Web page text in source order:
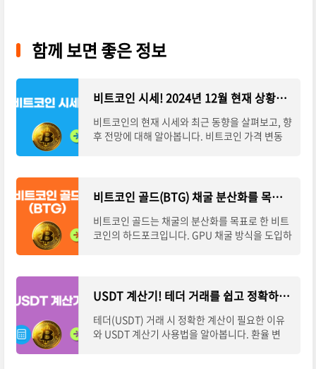
함께 보면 좋은 정보
비트코인 시세! 2024년 12월 현재 상황과 전망
비트코인의 현재 시세와 최근 동향을 살펴보고, 향
후 전망에 대해 알아봅니다. 비트코인 가격 변동
비트코인 골드(BTG) 채굴 분산화를 목표로 한 비트코인 하드포크
비트코인 골드는 채굴의 분산화를 목표로 한 비트
코인의 하드포크입니다. GPU 채굴 방식을 도입하
USDT 계산기! 테더 거래를 쉽고 정확하게 관리하는 방법
테더(USDT) 거래 시 정확한 계산이 필요한 이유
와 USDT 계산기 사용법을 알아봅니다. 환율 변